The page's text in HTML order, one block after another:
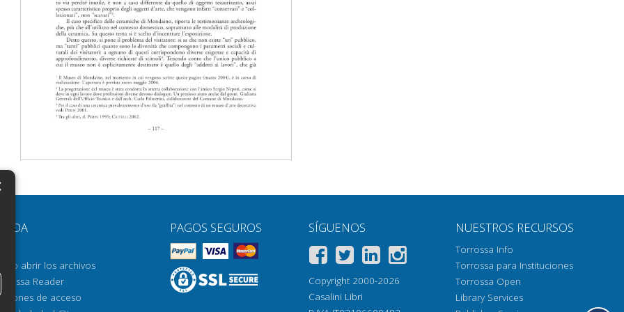
AYUDA
abrir los archivos
Reader
de acceso
PAGOS SEGUROS SÍGUENOS
Copyright 2000-2026
Casalini Libri
NUESTROS RECURSOS
Torrossa Info
Torrossa para Instituciones
Torrossa Open
Library Services